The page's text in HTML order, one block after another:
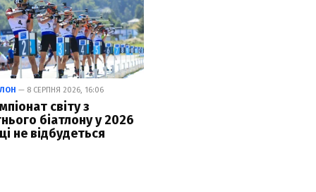
— 8 СЕРПНЯ 2026, 16:06
світу з
біатлону у 2026
не відбудеться